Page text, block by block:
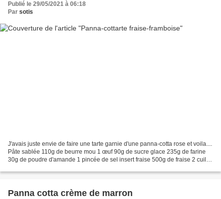
Publié le 29/05/2021 à 06:18
Par sotis
J'avais juste envie de faire une tarte garnie d'une panna-cotta rose et voila....
Pâte sablée 110g de beurre mou 1 œuf 90g de sucre glace 235g de farine
30g de poudre d'amande 1 pincée de sel insert fraise 500g de fraise 2 cuil à
Panna cotta crème de marron